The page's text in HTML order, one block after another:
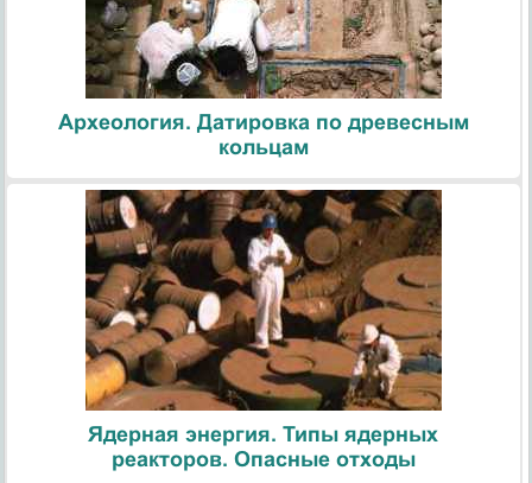
Археология. Датировка по древесным
кольцам
Ядерная энергия. Типы ядерных
реакторов. Опасные отходы